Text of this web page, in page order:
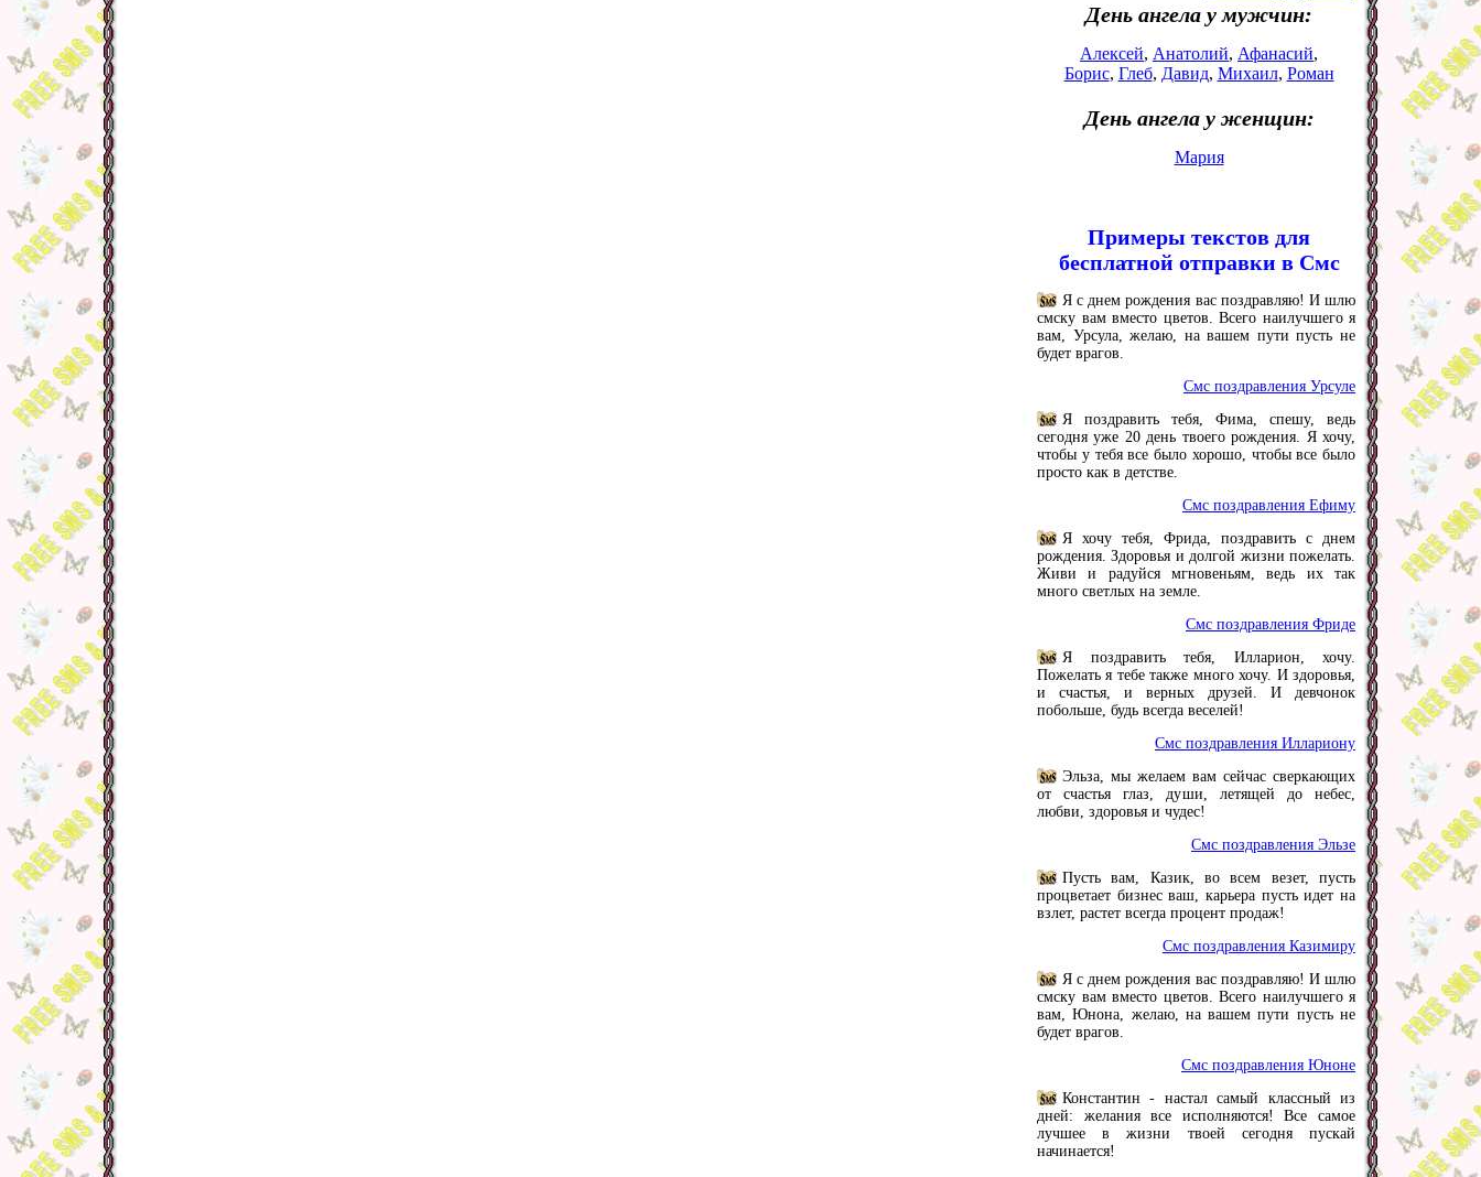
День ангела у мужчин:
Алексей, Анатолий, Афанасий,
Борис, Глеб, Давид, Михаил, Роман
День ангела у женщин:
Мария
Примеры текстов для
бесплатной отправки в Смс
Я с днем рождения вас поздравляю! И шлю
смску вам вместо цветов. Всего наилучшего я
вам, Урсула, желаю, на вашем пути пусть не
будет врагов.
Смс поздравления Урсуле
Я поздравить тебя, Фима, спешу, ведь
сегодня уже 20 день твоего рождения. Я хочу,
чтобы у тебя все было хорошо, чтобы все было
просто как в детстве.
Смс поздравления Ефиму
Я хочу тебя, Фрида, поздравить с днем
рождения. Здоровья и долгой жизни пожелать.
Живи и радуйся мгновеньям, ведь их так
много светлых на земле.
Смс поздравления Фриде
Я поздравить тебя, Илларион, хочу.
Пожелать я тебе также много хочу. И здоровья,
и счастья, и верных друзей. И девчонок
побольше, будь всегда веселей!
Смс поздравления Иллариону
Эльза, мы желаем вам сейчас сверкающих
от счастья глаз, души, летящей до небес,
любви, здоровья и чудес!
Смс поздравления Эльзе
Пусть вам, Казик, во всем везет, пусть
процветает бизнес ваш, карьера пусть идет на
взлет, растет всегда процент продаж!
Смс поздравления Казимиру
Я с днем рождения вас поздравляю! И шлю
смску вам вместо цветов. Всего наилучшего я
вам, Юнона, желаю, на вашем пути пусть не
будет врагов.
Смс поздравления Юноне
Константин - настал самый классный из
дней: желания все исполняются! Все самое
лучшее в жизни твоей сегодня пускай
начинается!